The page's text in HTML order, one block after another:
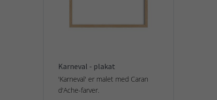
Karneval - plakat
'Karneval' er malet med Caran
d'Ache-farver.